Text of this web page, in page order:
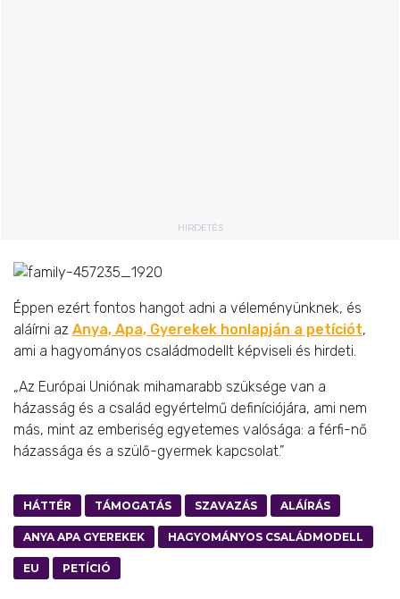
HIRDETÉS
Éppen ezért fontos hangot adni a véleményünknek, és
aláírni az Anya, Apa, Gyerekek honlapján a petíciót,
ami a hagyományos családmodellt képviseli és hirdeti.
„Az Európai Uniónak mihamarabb szüksége van a
házasság és a család egyértelmű definíciójára, ami nem
más, mint az emberiség egyetemes valósága: a férfi-nő
házassága és a szülő-gyermek kapcsolat.”
HÁTTÉR TÁMOGATÁS SZAVAZÁS ALÁÍRÁS
ANYA APA GYEREKEK HAGYOMÁNYOS CSALÁDMODELL
EU PETÍCIÓ